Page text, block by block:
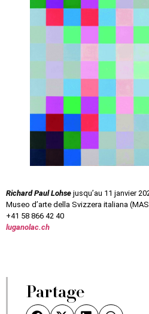
Richard Paul Lohse jusqu’au 11 janvier
Museo d’arte della Svizzera italiana
+41 58 866 42 40
luganolac.ch
Partage